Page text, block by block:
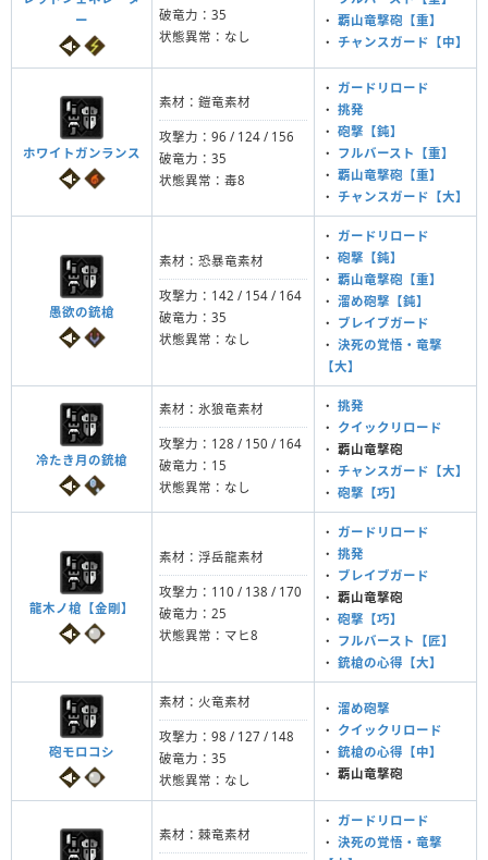
ー
破竜力：35
状態異常：なし
・ 覇山竜撃砲【重】
・ チャンスガード【中】
ホワイトガンランス
素材：鎧竜素材
攻撃力：96 / 124 / 156
破竜力：35
状態異常：毒8
・ ガードリロード
・ 挑発
・ 砲撃【鈍】
・ フルバースト【重】
・ 覇山竜撃砲【重】
・ チャンスガード【大】
愚欲の銃槍
素材：恐暴竜素材
攻撃力：142 / 154 / 164
破竜力：35
状態異常：なし
・ ガードリロード
・ 砲撃【鈍】
・ 覇山竜撃砲【重】
・ 溜め砲撃【鈍】
・ ブレイブガード
・ 決死の覚悟・竜撃
【大】
冷たき月の銃槍
素材：氷狼竜素材
攻撃力：128 / 150 / 164
破竜力：15
状態異常：なし
・ 挑発
・ クイックリロード
・ 覇山竜撃砲
・ チャンスガード【大】
・ 砲撃【巧】
龍木ノ槍【金剛】
素材：浮岳龍素材
攻撃力：110 / 138 / 170
破竜力：25
状態異常：マヒ8
・ ガードリロード
・ 挑発
・ ブレイブガード
・ 覇山竜撃砲
・ 砲撃【巧】
・ フルバースト【匠】
・ 銃槍の心得【大】
砲モロコシ
素材：火竜素材
攻撃力：98 / 127 / 148
破竜力：35
状態異常：なし
・ 溜め砲撃
・ クイックリロード
・ 銃槍の心得【中】
・ 覇山竜撃砲
素材：棘竜素材
・ ガードリロード
・ 決死の覚悟・竜撃